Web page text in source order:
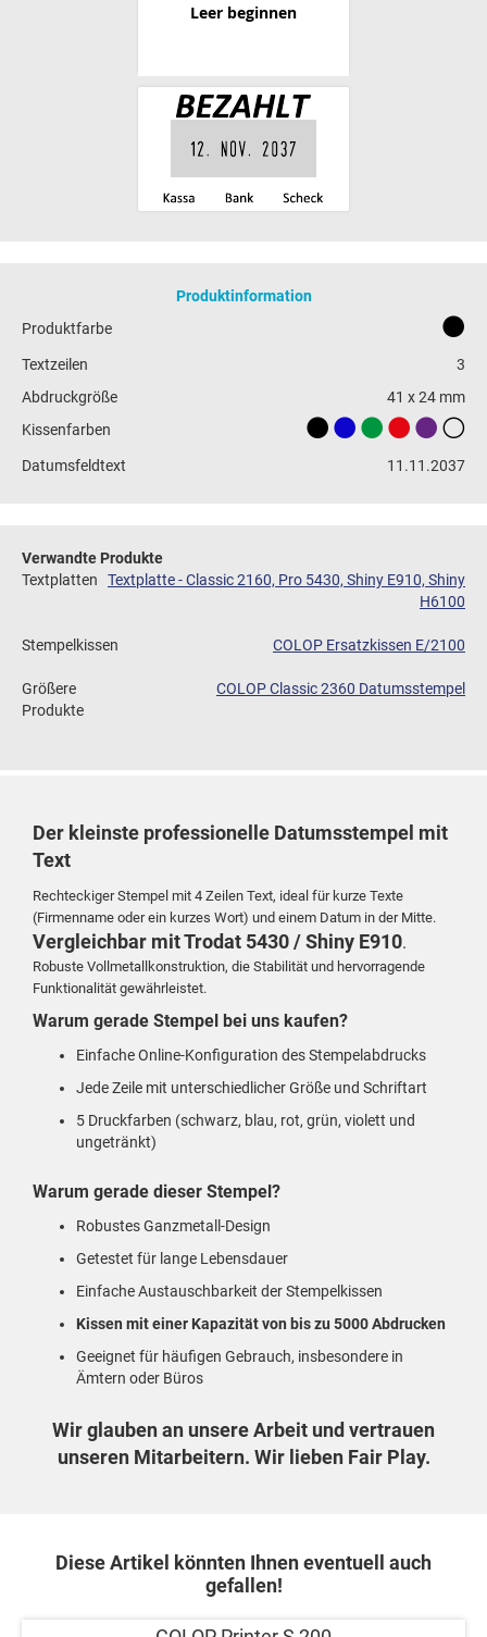
Leer beginnen
Produktinformation
Produktfarbe
Textzeilen
3
Abdruckgröße
41 x 24 mm
Kissenfarben
Datumsfeldtext 11.11.2037
Verwandte Produkte
Textplatten
Textplatte - Classic 2160, Pro 5430, Shiny E910, Shiny
H6100
Stempelkissen COLOP Ersatzkissen E/2100
Größere
Produkte
COLOP Classic 2360 Datumsstempel
Der kleinste professionelle Datumsstempel mit
Text
Rechteckiger Stempel mit 4 Zeilen Text, ideal für kurze Texte
(Firmenname oder ein kurzes Wort) und einem Datum in der Mitte.
Vergleichbar mitTrodat 5430 / Shiny E910.
Robuste Vollmetallkonstruktion, die Stabilität und hervorragende
Funktionalität gewährleistet.
Warum gerade Stempel bei uns kaufen?
Einfache Online-Konfiguration des Stempelabdrucks
Jede Zeile mit unterschiedlicher Größe und Schriftart
5 Druckfarben (schwarz, blau, rot, grün, violett und
ungetränkt)
Warum gerade dieser Stempel?
Robustes Ganzmetall-Design
Getestet für lange Lebensdauer
Einfache Austauschbarkeit der Stempelkissen
Kissen mit einer Kapazität von bis zu 5000 Abdrucken
Geeignet für häufigen Gebrauch, insbesondere in
Ämtern oder Büros
Wir glauben an unsere Arbeit und vertrauen
unseren Mitarbeitern. Wir lieben Fair Play.
Diese Artikel könnten Ihnen eventuell auch
gefallen!